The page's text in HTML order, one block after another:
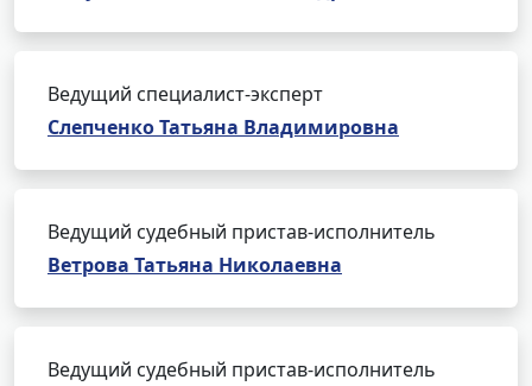
Ведущий специалист-эксперт
Слепченко Татьяна Владимировна
Ведущий судебный пристав-исполнитель
Ветрова Татьяна Николаевна
Ведущий судебный пристав-исполнитель